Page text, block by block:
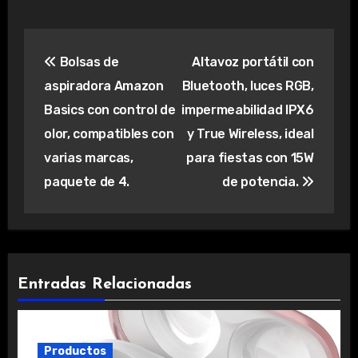
de
entradas
Bolsas de
aspiradora Amazon
Basics con control de
olor, compatibles con
varias marcas,
paquete de 4.
Altavoz portátil con
Bluetooth, luces RGB,
impermeabilidad IPX6
y True Wireless, ideal
para fiestas con 15W
de potencia.
Entradas Relacionadas
Productos